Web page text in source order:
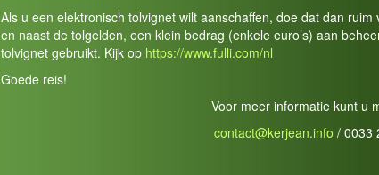
Als u een elektronisch tolvignet wilt aanschaffen, doe dat dan
en naast de tolgelden, een klein bedrag (enkele euro’s) aan
tolvignet gebruikt. Kijk op https://www.fulli.com/nl
Goede reis!
Voor meer informatie kunt u
contact@kerjean.info / 0033